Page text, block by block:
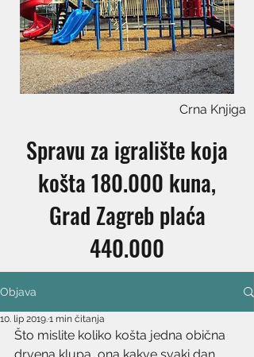
Crna Knjiga
Spravu za igralište koja
košta 180.000 kuna,
Grad Zagreb plaća
440.000
Objava
10. lip 2019.1 min čitanja
Što mislite koliko košta jedna obična